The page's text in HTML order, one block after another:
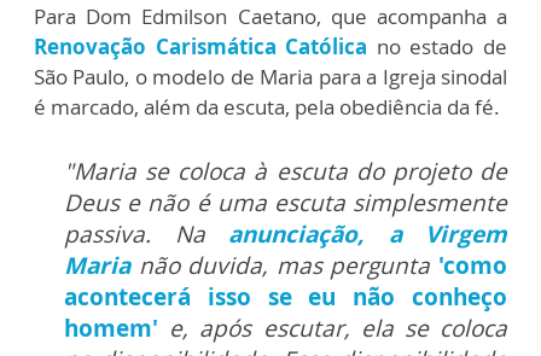
Para Dom Edmilson Caetano, que acompanha a
Renovação Carismática Católica no estado de
São Paulo, o modelo de Maria para a Igreja sinodal
é marcado, além da escuta, pela obediência da fé.
"Maria se coloca à escuta do projeto de
Deus e não é uma escuta simplesmente
passiva. Na anunciação, a Virgem
Maria não duvida, mas pergunta 'como
acontecerá isso se eu não conheço
homem' e, após escutar, ela se coloca